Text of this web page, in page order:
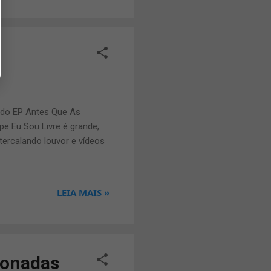
EP Antes Que As
Eu Sou Livre é grande,
louvor e vídeos
LEIA MAIS »